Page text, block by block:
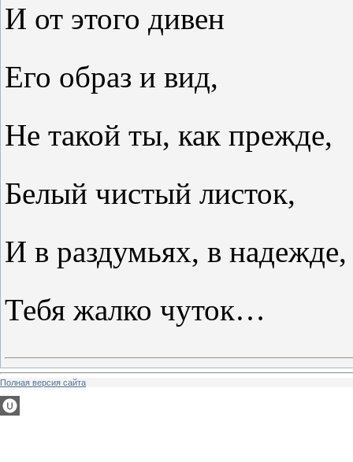
И от этого дивен
Его образ и вид,
Не такой ты, как прежде,
Белый чистый листок,
И в раздумьях, в надежде,
Тебя жалко чуток…
Полная версия сайта